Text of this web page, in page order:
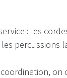
: les
percussions